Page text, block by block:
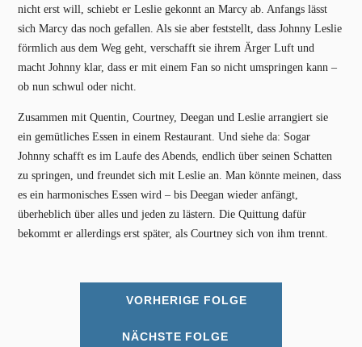
nicht erst will, schiebt er Leslie gekonnt an Marcy ab. Anfangs lässt
sich Marcy das noch gefallen. Als sie aber feststellt, dass Johnny Leslie
förmlich aus dem Weg geht, verschafft sie ihrem Ärger Luft und
macht Johnny klar, dass er mit einem Fan so nicht umspringen kann –
ob nun schwul oder nicht.
Zusammen mit Quentin, Courtney, Deegan und Leslie arrangiert sie
ein gemütliches Essen in einem Restaurant. Und siehe da: Sogar
Johnny schafft es im Laufe des Abends, endlich über seinen Schatten
zu springen, und freundet sich mit Leslie an. Man könnte meinen, dass
es ein harmonisches Essen wird – bis Deegan wieder anfängt,
überheblich über alles und jeden zu lästern. Die Quittung dafür
bekommt er allerdings erst später, als Courtney sich von ihm trennt.
VORHERIGE FOLGE
NÄCHSTE FOLGE